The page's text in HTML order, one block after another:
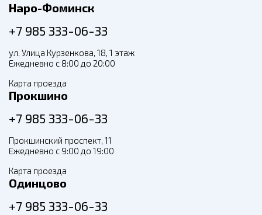
Наро-Фоминск
+7 985 333-06-33
ул. Улица Курзенкова, 18, 1 этаж
Ежедневно с 8:00 до 20:00
Карта проезда
Прокшино
+7 985 333-06-33
Прокшинский проспект, 11
Ежедневно с 9:00 до 19:00
Карта проезда
Одинцово
+7 985 333-06-33